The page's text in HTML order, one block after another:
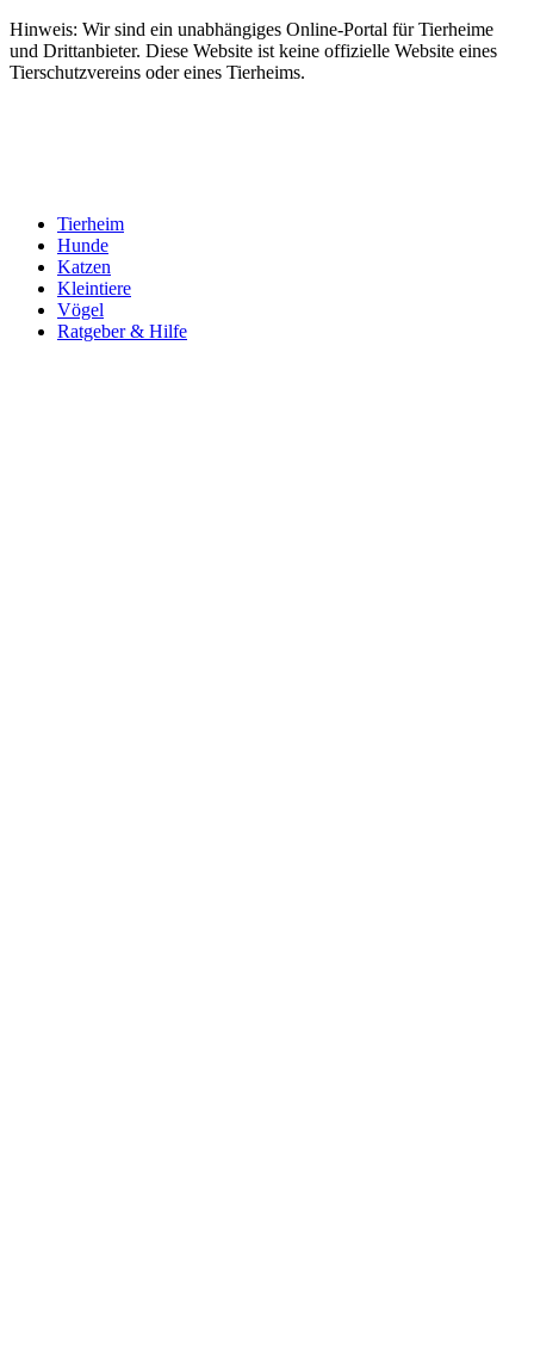
Hinweis: Wir sind ein unabhängiges Online-Portal für Tierheime
und Drittanbieter. Diese Website ist keine offizielle Website eines
Tierschutzvereins oder eines Tierheims.
Tierheim
Hunde
Katzen
Kleintiere
Vögel
Ratgeber & Hilfe